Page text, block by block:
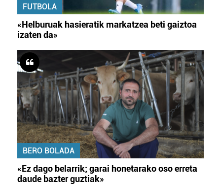
FUTBOLA
«Helburuak hasieratik markatzea beti gaiztoa
izaten da»
BERO BOLADA
«Ez dago belarrik; garai honetarako oso erreta
daude bazter guztiak»